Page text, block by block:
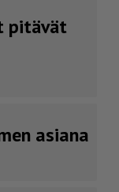
pitävät
asiana